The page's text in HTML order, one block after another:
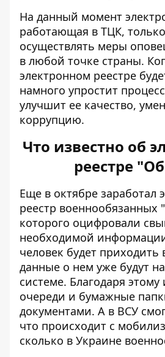
На данный момент
работающая в ТЦК,
осуществлять меры
в любой точке страны.
электронном реестре
намного упростит
улучшит ее качество,
коррупцию.
Что известно об
реестре
Еще в октябре заработал
реестр военнообязанных
которого оцифровали
необходимой
человек будет приходить
данные о нем уже будут
системе. Благодаря этому
очереди и бумажные
документами. А в ВСУ
что происходит с
сколько в Украине